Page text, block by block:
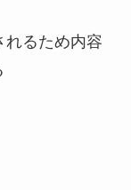
れるため内容